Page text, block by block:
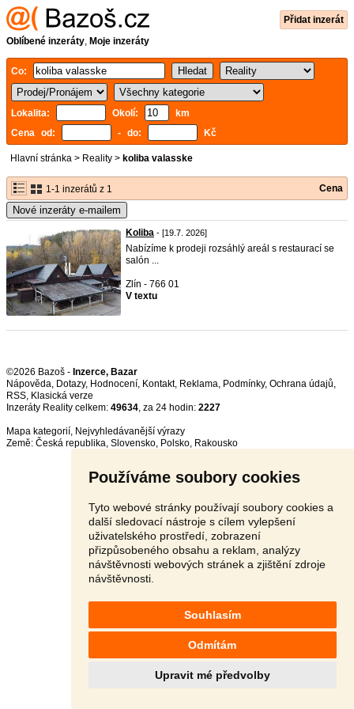
Používáme soubory cookies
Tyto webové stránky používají soubory cookies a
další sledovací nástroje s cílem vylepšení
uživatelského prostředí, zobrazení
přizpůsobeného obsahu a reklam, analýzy
návštěvnosti webových stránek a zjištění zdroje
návštěvnosti.
Souhlasím
Odmítám
Upravit mé předvolby
Přidat inzerát
Oblíbené inzeráty, Moje inzeráty
Co:
Lokalita: Okolí:
km
Cena od:
- do: Kč
Hlavní stránka > Reality > koliba valasske
1-1 inzerátů z 1 Cena
Nové inzeráty e-mailem
Koliba - [19.7. 2026]
Nabízíme k prodeji rozsáhlý areál s restaurací se
salón ...
Zlín - 766 01
V textu
©2026 Bazoš - Inzerce, Bazar
Nápověda, Dotazy, Hodnocení, Kontakt, Reklama, Podmínky, Ochrana údajů,
RSS,
Inzeráty Reality celkem: 49634, za 24 hodin: 2227
Mapa kategorií, Nejvyhledávanější výrazy
Země: Česká republika, Slovensko, Polsko, Rakousko